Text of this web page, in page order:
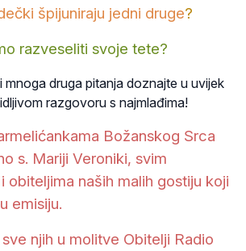
špijuniraju jedni druge?
razveseliti svoje tete?
druga pitanja doznajte u uvijek
razgovoru s najmlađima!
Božanskog Srca
s. Mariji Veroniki, svim
obiteljima naših malih gostiju koji
emisiju.
njih u molitve Obitelji Radio